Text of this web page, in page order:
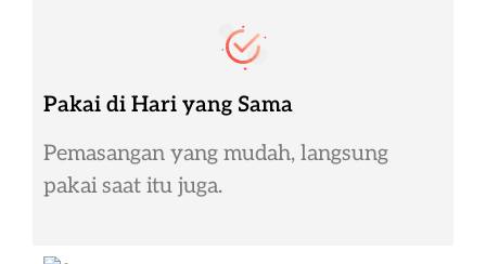
Pakai di Hari yang Sama
Pemasangan yang mudah, langsung
pakai saat itu juga.